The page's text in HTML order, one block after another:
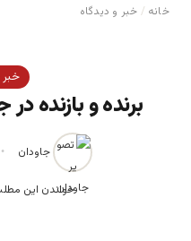
خانه / خبر و دیدگاه
خبر
برنده و بازنده
جاودان
خواندن این مطلب 8 دقیقه زمان